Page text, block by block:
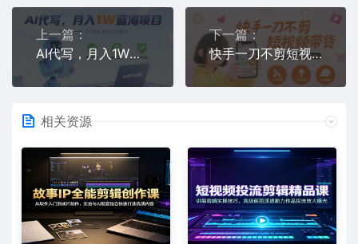
上一篇：
AI代写，月入1W蓝海项目，做一单结一单，永不失业【附工具AI指令】
下一篇：
快手一刀不剪短视频带货，新手小白轻松月入8k
相关资源